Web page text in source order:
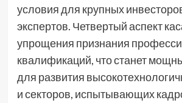
условия для крупных
экспертов. Четвертый аспект
упрощения признания
квалификаций, что станет
для развития
и секторов, испытывающих